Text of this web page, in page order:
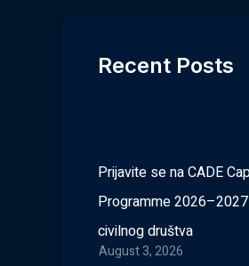
Recent Posts
Prijavite se na CADE
Programme
civilnog društva
August 3, 2026